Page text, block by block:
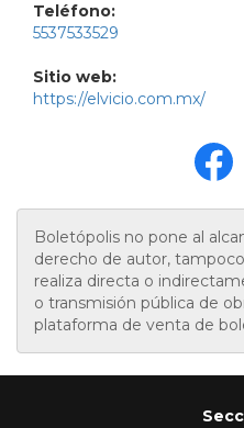
Teléfono:
5537533529
Sitio web:
https://elvicio.com.mx/
Boletópolis no pone al
derecho de autor,
realiza directa o
o transmisión pública de
plataforma de venta de